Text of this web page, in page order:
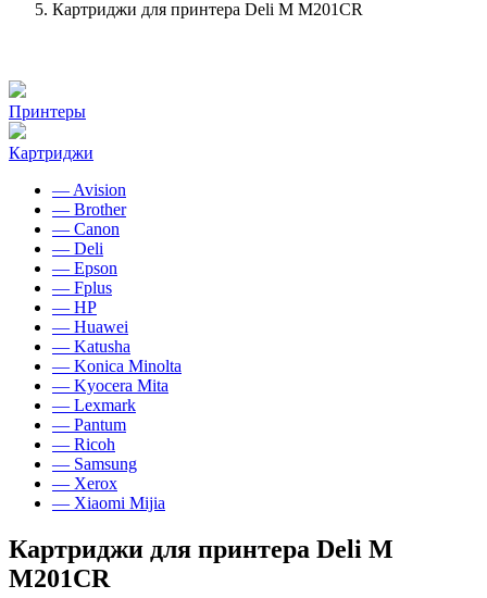
Картриджи для принтера Deli M M201CR
Принтеры
Картриджи
— Avision
— Brother
— Canon
— Deli
— Epson
— Fplus
— HP
— Huawei
— Katusha
— Konica Minolta
— Kyocera Mita
— Lexmark
— Pantum
— Ricoh
— Samsung
— Xerox
— Xiaomi Mijia
Картриджи для принтера Deli M
M201CR